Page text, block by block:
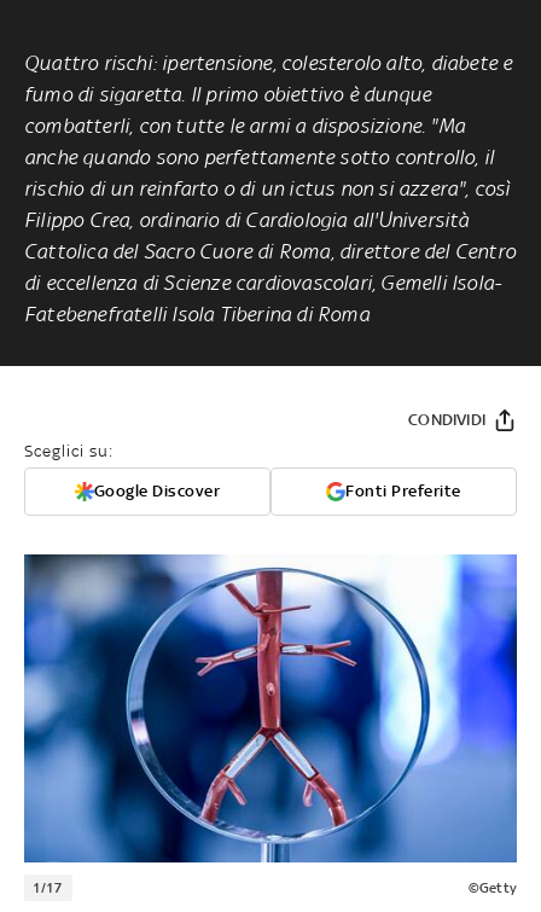
Quattro rischi: ipertensione, colesterolo alto, diabete e
fumo di sigaretta. Il primo obiettivo è dunque
combatterli, con tutte le armi a disposizione. "Ma
anche quando sono perfettamente sotto controllo, il
rischio di un reinfarto o di un ictus non si azzera", così
Filippo Crea, ordinario di Cardiologia all'Università
Cattolica del Sacro Cuore di Roma, direttore del Centro
di eccellenza di Scienze cardiovascolari, Gemelli Isola-
Fatebenefratelli Isola Tiberina di Roma
Sceglici su:
Google Discover Fonti Preferite
CONDIVIDI
1/17 ©Getty